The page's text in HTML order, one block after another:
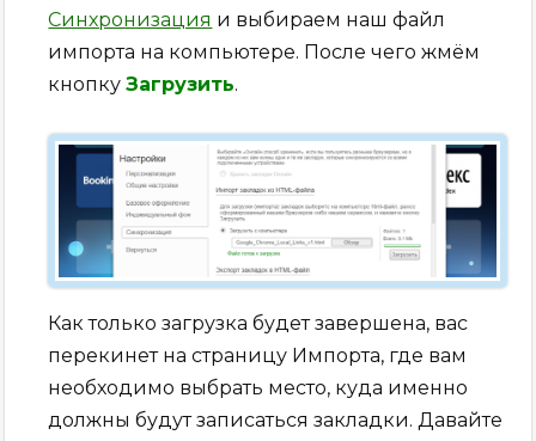
Синхронизация и выбираем наш файл
импорта на компьютере. После чего жмём
кнопкуЗагрузить.
Как только загрузка будет завершена, вас
перекинет на страницу Импорта, где вам
необходимо выбрать место, куда именно
должны будут записаться закладки. Давайте